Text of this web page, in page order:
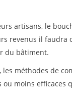
artisans, le
revenus il faudra
du bâtiment.
les méthodes de
ou moins